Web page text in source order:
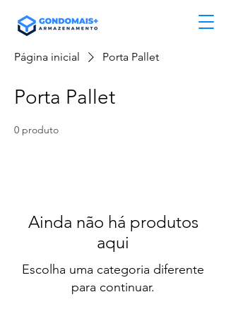
Página inicial Porta Pallet
Porta Pallet
0 produto
Ainda não há produtos
aqui
Escolha uma categoria diferente
para continuar.